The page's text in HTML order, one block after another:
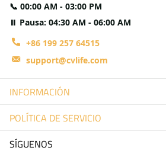
📞 00:00 AM - 03:00 PM
⏸ Pausa: 04:30 AM - 06:00 AM
+86 199 257 64515
support@cvlife.com
INFORMACIÓN
POLÍTICA DE SERVICIO
SÍGUENOS